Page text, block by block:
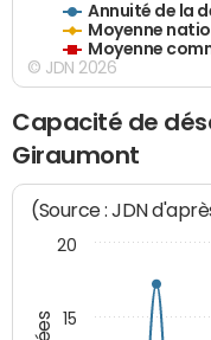
Annuité de la
Moyenne
Moyenne
© JDN 2026
Capacité de
Giraumont
(Source : JDN
15
20